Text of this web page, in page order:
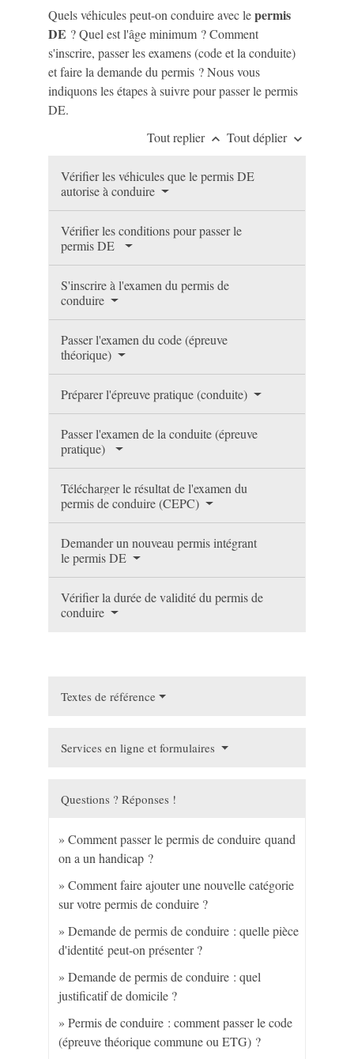
Quels véhicules peut-on conduire avec lepermis
DE ? Quel est l'âge minimum ? Comment
s'inscrire, passer les examens (code et la conduite)
et faire la demande du permis ? Nous vous
indiquons les étapes à suivre pour passer le permis
DE.
Tout replier keyboard_arrow_up Tout déplier keyboard_arrow_down
Vérifier les véhicules que le permis DE
autorise à conduire
Vérifier les conditions pour passer le
permis DE
S'inscrire à l'examen du permis de
conduire
Passer l'examen du code (épreuve
théorique)
Préparer l'épreuve pratique (conduite)
Passer l'examen de la conduite (épreuve
pratique)
Télécharger le résultat de l'examen du
permis de conduire (CEPC)
Demander un nouveau permis intégrant
le permis DE
Vérifier la durée de validité du permis de
conduire
Textes de référence
Services en ligne et formulaires
Questions ? Réponses !
Comment passer le permis de conduire quand
on a un handicap ?
Comment faire ajouter une nouvelle catégorie
sur votre permis de conduire ?
Demande de permis de conduire : quelle pièce
d'identité peut-on présenter ?
Demande de permis de conduire : quel
justificatif de domicile ?
Permis de conduire : comment passer le code
(épreuve théorique commune ou ETG) ?